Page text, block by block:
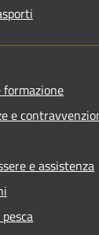
formazione
e
e assistenza